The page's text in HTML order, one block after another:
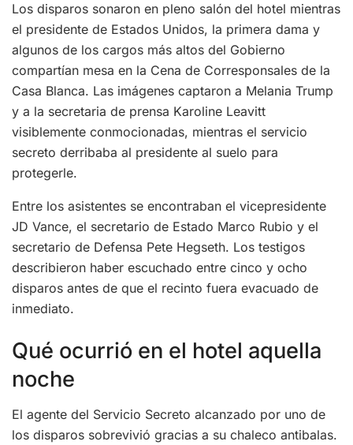
Los disparos sonaron en pleno salón del hotel mientras
el presidente de Estados Unidos, la primera dama y
algunos de los cargos más altos del Gobierno
compartían mesa en la Cena de Corresponsales de la
Casa Blanca. Las imágenes captaron a Melania Trump
y a la secretaria de prensa Karoline Leavitt
visiblemente conmocionadas, mientras el servicio
secreto derribaba al presidente al suelo para
protegerle.
Entre los asistentes se encontraban el vicepresidente
JD Vance, el secretario de Estado Marco Rubio y el
secretario de Defensa Pete Hegseth. Los testigos
describieron haber escuchado entre cinco y ocho
disparos antes de que el recinto fuera evacuado de
inmediato.
Qué ocurrió en el hotel aquella
noche
El agente del Servicio Secreto alcanzado por uno de
los disparos sobrevivió gracias a su chaleco antibalas.